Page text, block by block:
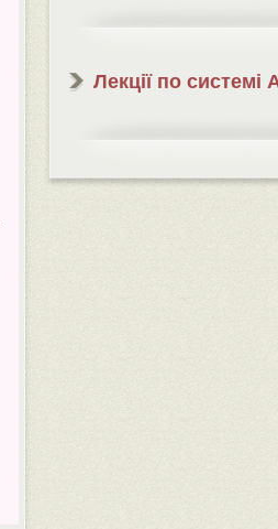
Лекції по системі